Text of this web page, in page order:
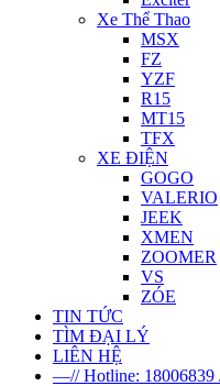
Xe Thể Thao
MSX
FZ
YZF
R15
MT15
TFX
XE ĐIỆN
GOGO
VALERIO
JEEK
XMEN
ZOOMER
VS
ZÓE
TIN TỨC
TÌM ĐẠI LÝ
LIÊN HỆ
—// Hotline: